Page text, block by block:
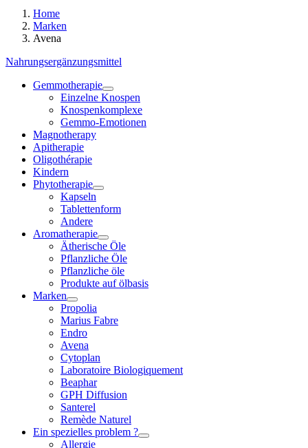
Home
Marken
Avena
Nahrungsergänzungsmittel
Gemmotherapie
Einzelne Knospen
Knospenkomplexe
Gemmo-Emotionen
Magnotherapy
Apitherapie
Oligothérapie
Kindern
Phytotherapie
Kapseln
Tablettenform
Andere
Aromatherapie
Ätherische Öle
Pflanzliche Öle
Pflanzliche öle
Produkte auf ölbasis
Marken
Propolia
Marius Fabre
Endro
Avena
Cytoplan
Laboratoire Biologiquement
Beaphar
GPH Diffusion
Santerel
Remède Naturel
Ein spezielles problem ?
Allergie